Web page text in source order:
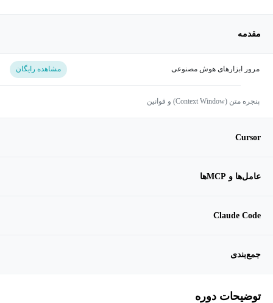
مقدمه
مرور ابزارهای هوش مصنوعی مشاهده رایگان
پنجره متن (Context Window) و قوانین
Cursor
عامل‌ها و MCPها
Claude Code
جمع‌بندی
توضیحات دوره